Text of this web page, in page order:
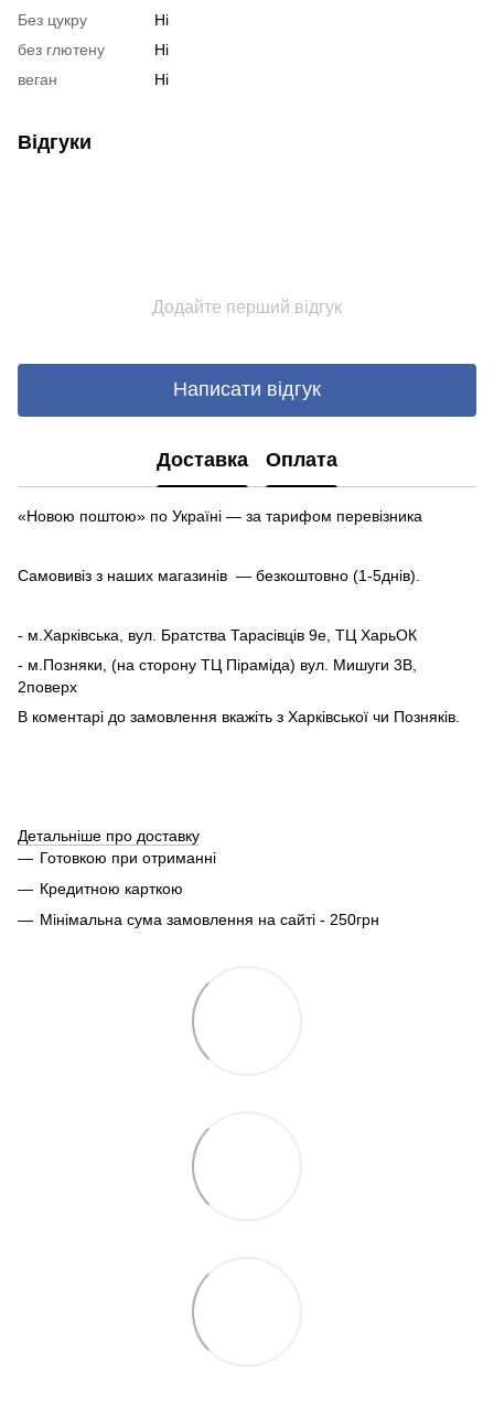
Без цукру
Ні
без глютену
Ні
веган
Ні
Відгуки
Додайте перший відгук
Написати відгук
Доставка Оплата
«Новою поштою» по Україні — за тарифом перевізника
Самовивіз з наших магазинів — безкоштовно (1-5днів).
- м.Харківська, вул. Братства Тарасівців 9е, ТЦ ХарьОК
- м.Позняки, (на сторону ТЦ Піраміда) вул. Мишуги 3В,
2поверх
В коментарі до замовлення вкажіть з Харківської чи Позняків.
Детальніше про доставку
Готовкою при отриманні
Кредитною карткою
Мінімальна сума замовлення на сайті - 250грн